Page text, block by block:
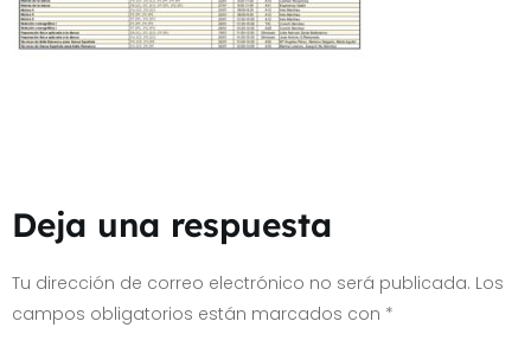
Deja una respuesta
Tu dirección de correo electrónico no será publicada. Los
campos obligatorios están marcados con *